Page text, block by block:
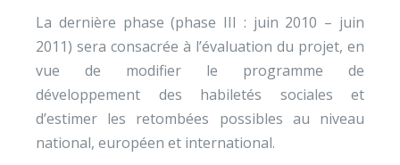
La dernière phase (phase III : juin 2010 – juin
2011) sera consacrée à l’évaluation du projet, en
vue de modifier le programme de
développement des habiletés sociales et
d’estimer les retombées possibles au niveau
national, européen et international.